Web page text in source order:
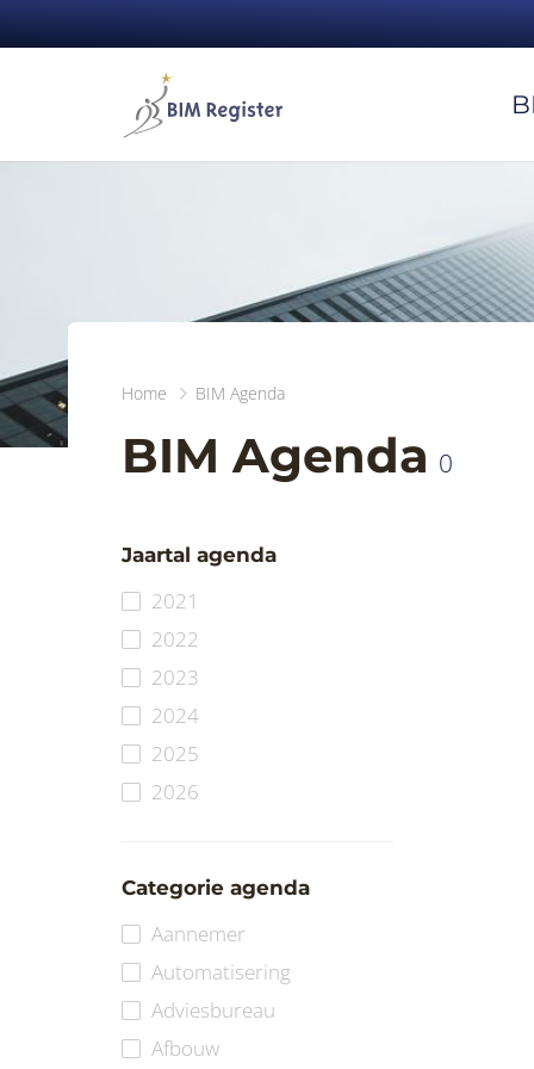
Home BIM Agenda
BIM Agenda 0
Jaartal agenda
2021
2022
2023
2024
2025
2026
Categorie agenda
Aannemer
Automatisering
Adviesbureau
Afbouw